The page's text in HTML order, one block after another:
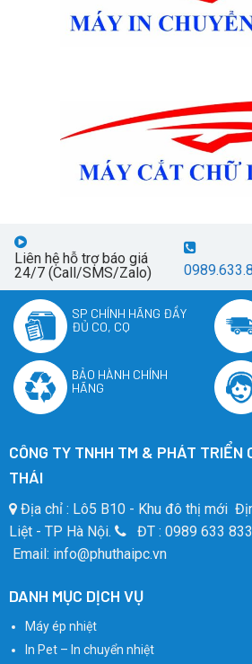
Liên hệ hỗ trợ báo giá
24/7 (Call/SMS/Zalo)
SP CHÍNH HÃNG ĐẦY
ĐỦ CO, CQ
BẢO HÀNH CHÍNH
HÃNG
CÔNG TY TNHH TM & PHÁT TRIỂN
THÁI
Địa chỉ : Lô5 B10 - Khu đô thị mới
Liệt - TP Hà Nội.
ĐT : 0989 633
Email: info@phuthaipc.vn
DANH MỤC DỊCH VỤ
Máy ép nhiệt
In Pet – In chuyển nhiệt